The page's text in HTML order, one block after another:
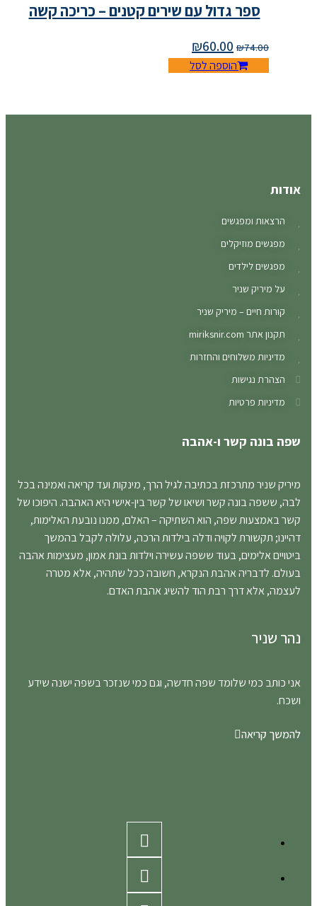
ספר גדול עם שירים קטנים – כריכה קשה
₪74.00
₪60.00
הוספה לסל
אודות
הרצאות ומפגשים
מפגשים מוזיקלים
מפגשים לילדים
על מיריק שניר
קורות חיים – מיריק שניר
תקנון אתר miriksnir.com
מדיניות משלוחים והחזרות
הצהרת נגישות
מדיניות פרטיות
שפה בונה קשר ו-אהבה
מיריק שניר מתרכזת בכתיבה לגיל הרך, מינקות ועד קריאה ואמינה בכל
לבה, ששפה בונה קשר ושיאו של קשר בין-אישי היא האהבה. היפוכו של
קשר באמצעות שפה, הוא השתיקה – האלם, ממנו נובעת האלימות,
דהיינו; תקשורת לקויה ודלה בילדות הרכה, עלולה לקבל בהמשך
ביטויים אלימים, בעוד ששפה עשירה וילדות בונת אמון, מעצימות אהבה
בעולם. לדבריה אהבת הנקרא, חשובה ככל שתהיה, אלא מטרה
לעצמה, אלא דרך רבת הוד להשיג אהבת האדם.
נהר שניר
אני כותב כמי שלומד שפה חדשה, וגם כמי שנזכר בשפה ישנה שידע
ושכח.
להמשך קריאה